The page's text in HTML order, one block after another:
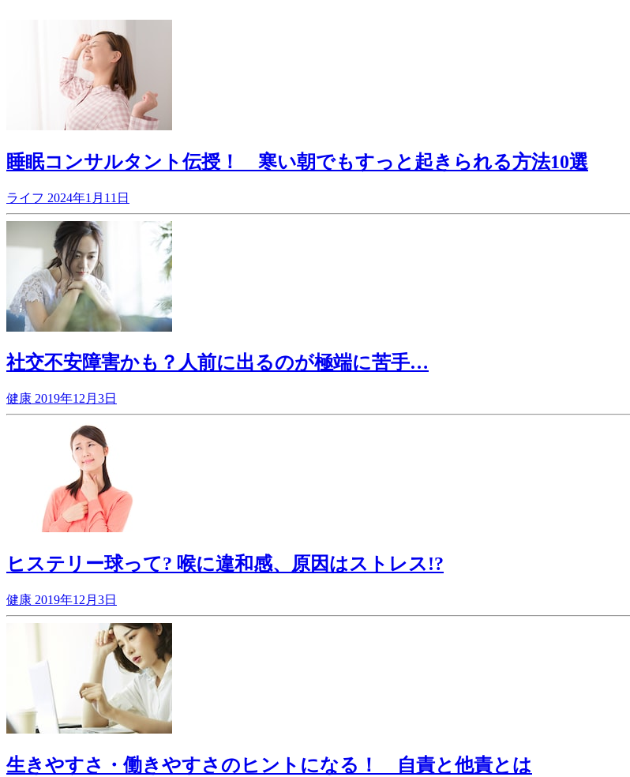
睡眠コンサルタント伝授！ 寒い朝でもすっと起きられる方法10選
ライフ 2024年1月11日
社交不安障害かも？人前に出るのが極端に苦手…
健康 2019年12月3日
ヒステリー球って? 喉に違和感、原因はストレス!?
健康 2019年12月3日
生きやすさ・働きやすさのヒントになる！ 自責と他責とは